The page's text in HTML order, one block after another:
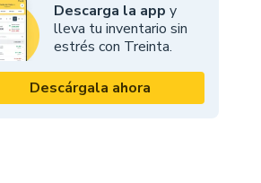
Descarga la app y
lleva tu inventario sin
estrés con Treinta.
Descárgala ahora